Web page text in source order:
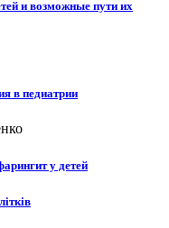
и возможные пути их
в педиатрии
у детей